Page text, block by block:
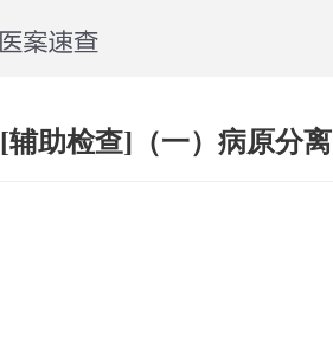
[辅助检查]（一）病原分离